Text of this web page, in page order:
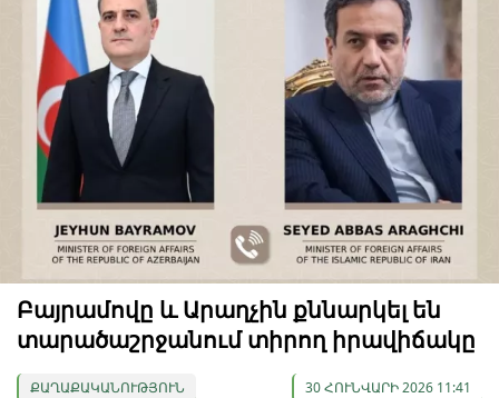
Բայրամովը և Արաղչին քննարկել են
տարածաշրջանում տիրող իրավիճակը
ՔԱՂԱՔԱԿԱՆՈՒԹՅՈՒՆ 30 ՀՈՒՆՎԱՐԻ 2026 11:41